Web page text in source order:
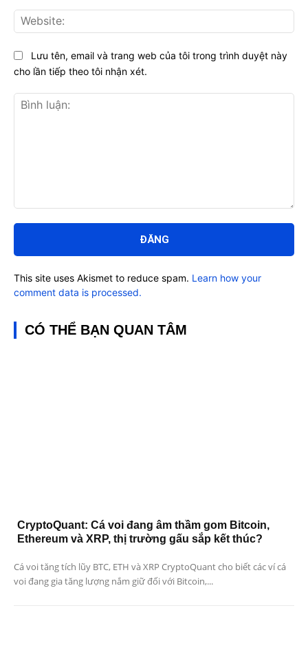
luận:
Lưu tên, email và trang web của tôi trong trình duyệt này
cho lần tiếp theo tôi nhận xét.
This site uses Akismet to reduce spam. Learn how your
comment data is processed.
CÓ THỂ BẠN QUAN TÂM
CryptoQuant: Cá voi đang âm thầm gom Bitcoin,
Ethereum và XRP, thị trường gấu sắp kết thúc?
Cá voi tăng tích lũy BTC, ETH và XRP CryptoQuant cho biết các ví cá
voi đang gia tăng lượng nắm giữ đối với Bitcoin,...